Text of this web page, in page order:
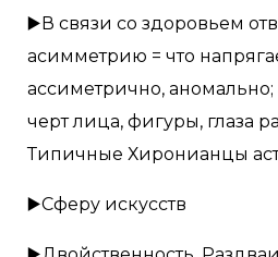
▶️В связи со здоровьем
асимметрию = что
ассиметрично,
черт лица, фигуры, глаза
Типичные Хиронианцы
▶️Сферу искусств